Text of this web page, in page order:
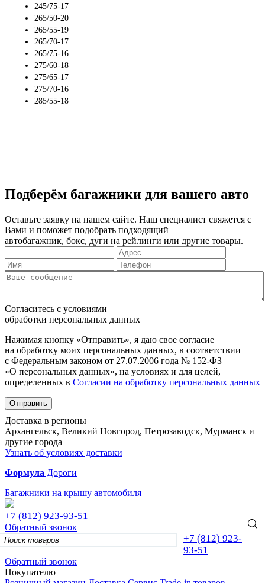
245/75-17
265/50-20
265/55-19
265/70-17
265/75-16
275/60-18
275/65-17
275/70-16
285/55-18
Подберём багажники для вашего авто
Оставьте заявку на нашем сайте. Наш специалист свяжется с
Вами и поможет подобрать подходящий
автобагажник, бокс, дуги на рейлинги или другие товары.
Согласитесь с условиями
обработки персональных данных
Нажимая кнопку «Отправить», я даю свое согласие
на обработку моих персональных данных, в соответствии
с Федеральным законом от 27.07.2006 года № 152-ФЗ
«О персональных данных», на условиях и для целей,
определенных в Согласии на обработку персональных данных
Отправить
Доставка в регионы
Архангельск, Великий Новгород, Петрозаводск, Мурманск и
другие города
Узнать об условиях доставки
Формула Дороги
Багажники на крышу автомобиля
+7 (812) 923-93-51
Обратный звонок
+7 (812) 923-
93-51
Обратный звонок
Покупателю